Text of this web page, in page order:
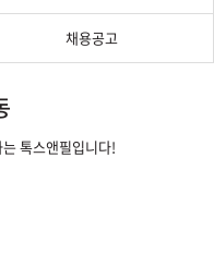
채용공고
톡스앤필입니다!